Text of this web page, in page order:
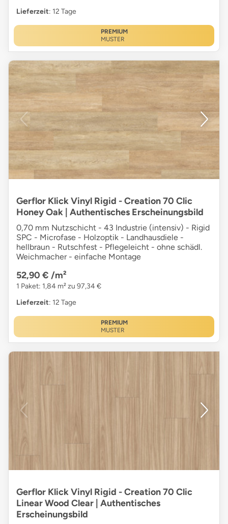
Lieferzeit: 12 Tage
PREMIUM
MUSTER
Gerflor Klick Vinyl Rigid - Creation 70 Clic
Honey Oak | Authentisches Erscheinungsbild
0,70 mm Nutzschicht - 43 Industrie (intensiv) - Rigid
SPC - Microfase - Holzoptik - Landhausdiele -
hellbraun - Rutschfest - Pflegeleicht - ohne schädl.
Weichmacher - einfache Montage
52,90 € /m²
1 Paket: 1,84 m² zu 97,34 €
Lieferzeit: 12 Tage
PREMIUM
MUSTER
Gerflor Klick Vinyl Rigid - Creation 70 Clic
Linear Wood Clear | Authentisches
Erscheinungsbild